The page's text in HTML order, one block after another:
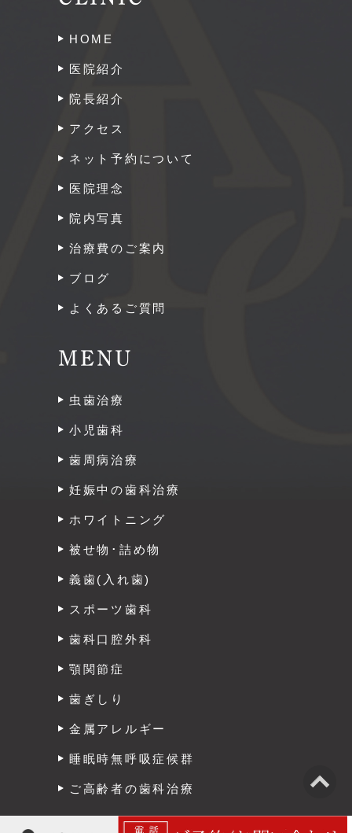
HOME
医院紹介
院長紹介
アクセス
ネット予約について
医院理念
院内写真
治療費のご案内
ブログ
よくあるご質問
MENU
虫歯治療
小児歯科
歯周病治療
妊娠中の歯科治療
ホワイトニング
被せ物･詰め物
義歯(入れ歯)
スポーツ歯科
歯科口腔外科
顎関節症
歯ぎしり
金属アレルギー
睡眠時無呼吸症候群
ご高齢者の歯科治療